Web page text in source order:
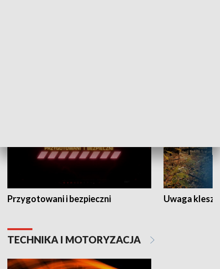
Przygotowani i bezpieczni Uwaga
TECHNIKA I MOTORYZACJA